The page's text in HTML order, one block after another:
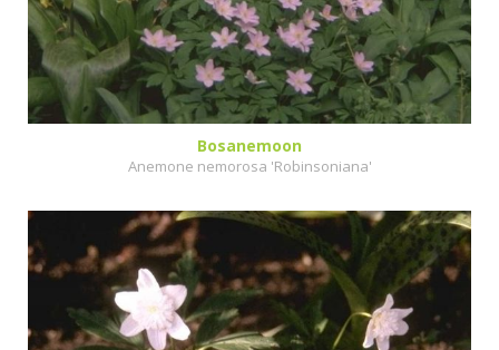
Bosanemoon
Anemone nemorosa 'Robinsoniana'